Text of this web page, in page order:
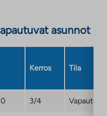
asunnot
Kerros Tila
3/4